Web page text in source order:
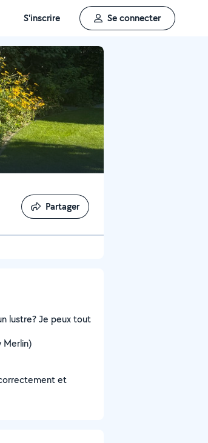
S'inscrire Se connecter
Partager
Partager
lustre? Je peux tout
Merlin)
et